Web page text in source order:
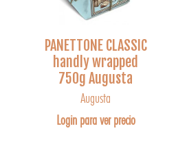
PANETTONE CLASSIC
handly wrapped
750g Augusta
Augusta
Login para ver precio